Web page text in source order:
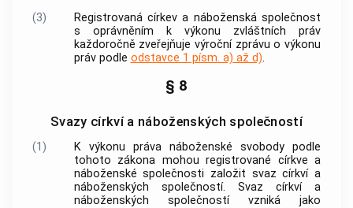
(3)
Registrovaná církev a náboženská společnost
s oprávněním k výkonu zvláštních práv
každoročně zveřejňuje výroční zprávu o výkonu
práv podle odstavce 1 písm. a) až d).
§ 8
Svazy církví a náboženských společností
(1)
K výkonu práva náboženské svobody podle
tohoto zákona mohou registrované církve a
náboženské společnosti založit svazcírkví a
náboženských společností. Svaz církví a
náboženských společnostívzniká jako